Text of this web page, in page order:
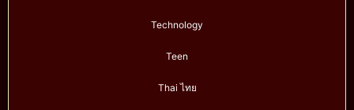
Technology
Teen
Thai ไทย